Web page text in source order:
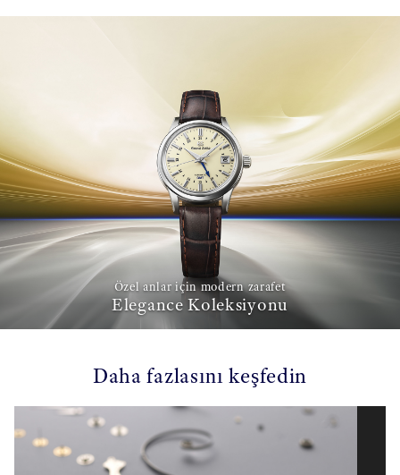
Özel anlar için modern zarafet
Elegance Koleksiyonu
Daha fazlasını keşfedin